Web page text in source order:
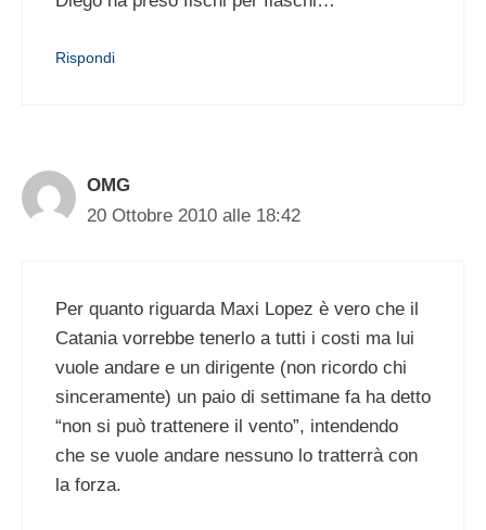
Rispondi
OMG
20 Ottobre 2010 alle 18:42
Per quanto riguarda Maxi Lopez è vero che il
Catania vorrebbe tenerlo a tutti i costi ma lui
vuole andare e un dirigente (non ricordo chi
sinceramente) un paio di settimane fa ha detto
“non si può trattenere il vento”, intendendo
che se vuole andare nessuno lo tratterrà con
la forza.